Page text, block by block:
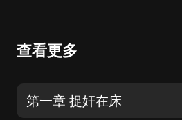
查看更多
第一章 捉奸在床